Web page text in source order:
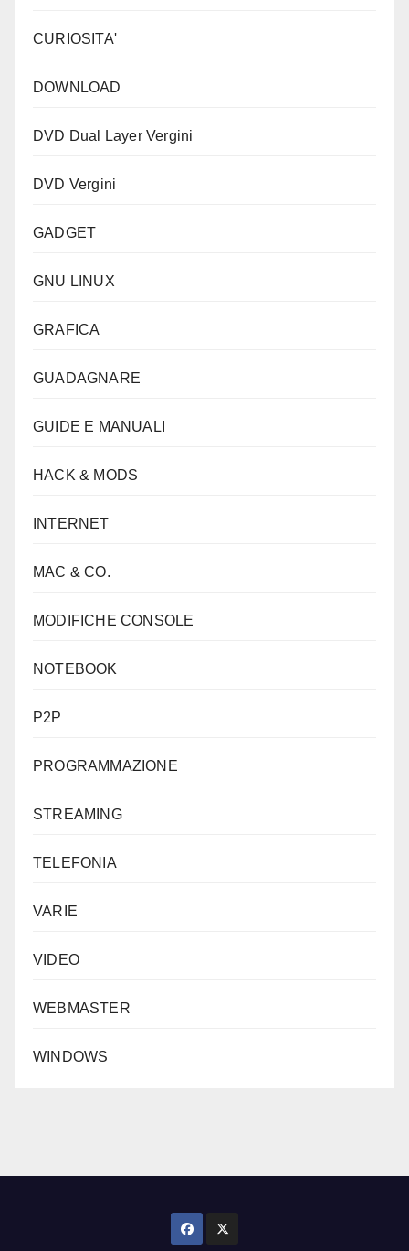
CURIOSITA'
DOWNLOAD
DVD Dual Layer Vergini
DVD Vergini
GADGET
GNU LINUX
GRAFICA
GUADAGNARE
GUIDE E MANUALI
HACK & MODS
INTERNET
MAC & CO.
MODIFICHE CONSOLE
NOTEBOOK
P2P
PROGRAMMAZIONE
STREAMING
TELEFONIA
VARIE
VIDEO
WEBMASTER
WINDOWS